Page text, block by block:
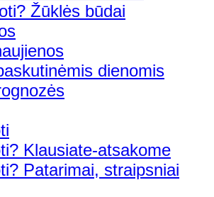
Žūklės būdai
dienomis
Klausiate-atsakome
Patarimai, straipsniai